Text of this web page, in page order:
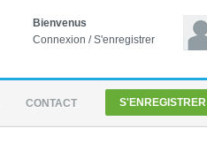
Bienvenus
Connexion /S'enregistrer
CONTACT S'ENREGISTRER